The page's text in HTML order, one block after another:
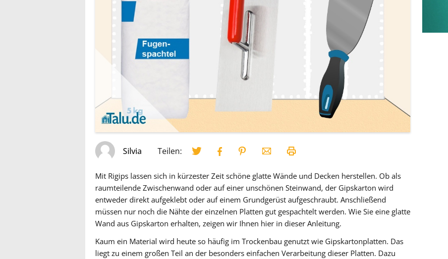
Silvia Teilen:
Mit Rigips lassen sich in kürzester Zeit schöne glatte Wände und Decken herstellen. Ob als
raumteilende Zwischenwand oder auf einer unschönen Steinwand, der Gipskarton wird
entweder direkt aufgeklebt oder auf einem Grundgerüst aufgeschraubt. Anschließend
müssen nur noch die Nähte der einzelnen Platten gut gespachtelt werden. Wie Sie eine glatte
Wand aus Gipskarton erhalten, zeigen wir Ihnen hier in dieser Anleitung.
Kaum ein Material wird heute so häufig im Trockenbau genutzt wie Gipskartonplatten. Das
liegt zu einem großen Teil an der besonders einfachen Verarbeitung dieser Platten. Dazu